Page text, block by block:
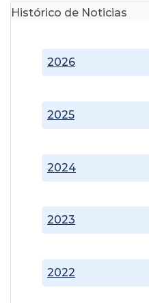
Histórico de Noticias
2022
2023
2024
2025
2026